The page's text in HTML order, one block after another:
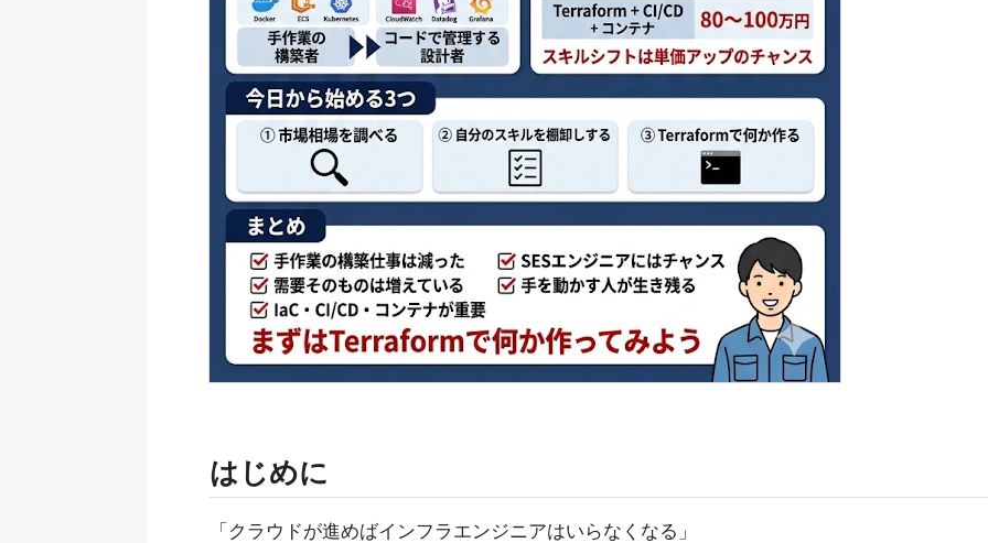
はじめに
「クラウドが進めばインフラエンジニアはいらなくなる」